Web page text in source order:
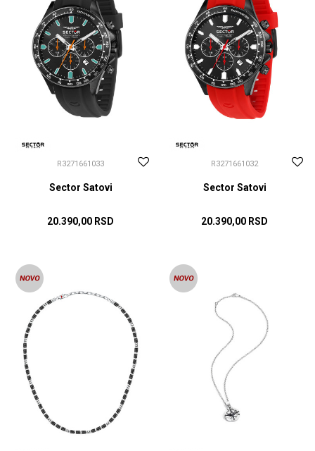
R3271661033
Sector Satovi
20.390,00 RSD
R3271661032
Sector Satovi
20.390,00 RSD